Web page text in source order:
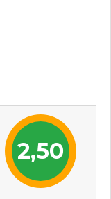
2,50